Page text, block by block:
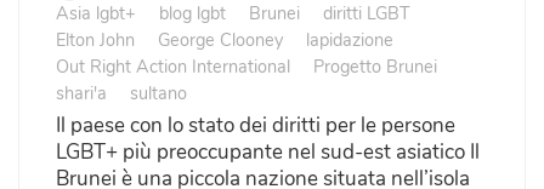
Asia lgbt+
blog lgbt Brunei
diritti LGBT
Elton John
George Clooney
lapidazione
Out Right Action International
Progetto Brunei
shari'a
sultano
Il paese con lo stato dei diritti per le persone
LGBT+ più preoccupante nel sud-est asiatico Il
Brunei è una piccola nazione situata nell’isola